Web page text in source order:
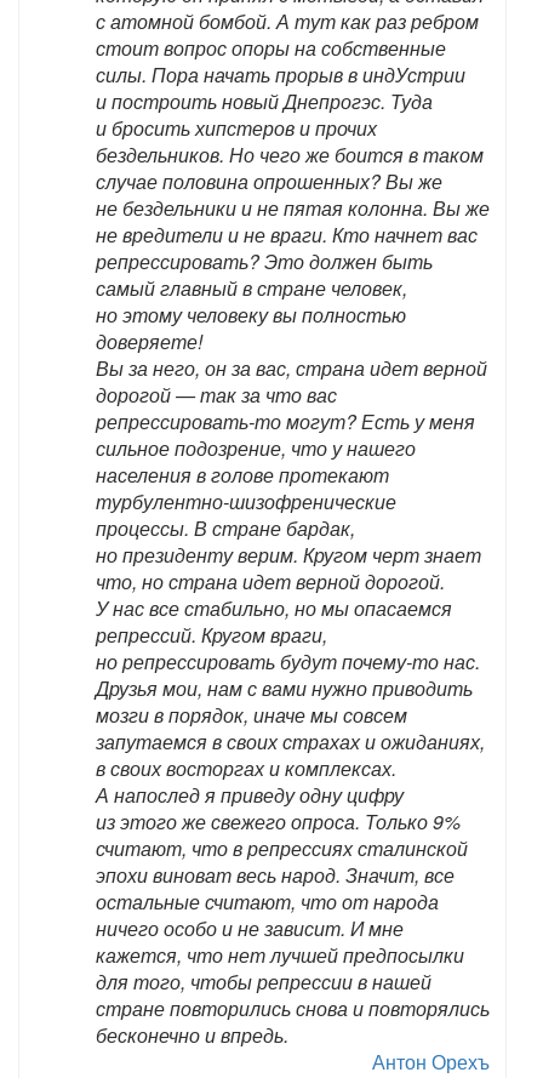
с атомной бомбой. А тут как раз ребром
стоит вопрос опоры на собственные
силы. Пора начать прорыв в индУстрии
и построить новый Днепрогэс. Туда
и бросить хипстеров и прочих
бездельников. Но чего же боится в таком
случае половина опрошенных? Вы же
не бездельники и не пятая колонна. Вы же
не вредители и не враги. Кто начнет вас
репрессировать? Это должен быть
самый главный в стране человек,
но этому человеку вы полностью
доверяете!
Вы за него, он за вас, страна идет верной
дорогой — так за что вас
репрессировать-то могут? Есть у меня
сильное подозрение, что у нашего
населения в голове протекают
турбулентно-шизофренические
процессы. В стране бардак,
но президенту верим. Кругом черт знает
что, но страна идет верной дорогой.
У нас все стабильно, но мы опасаемся
репрессий. Кругом враги,
но репрессировать будут почему-то нас.
Друзья мои, нам с вами нужно приводить
мозги в порядок, иначе мы совсем
запутаемся в своих страхах и ожиданиях,
в своих восторгах и комплексах.
А напослед я приведу одну цифру
из этого же свежего опроса. Только 9%
считают, что в репрессиях сталинской
эпохи виноват весь народ. Значит, все
остальные считают, что от народа
ничего особо и не зависит. И мне
кажется, что нет лучшей предпосылки
для того, чтобы репрессии в нашей
стране повторились снова и повторялись
бесконечно и впредь.
Антон Орехъ